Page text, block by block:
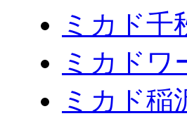
ミカド千
ミカドワ
ミカド稲